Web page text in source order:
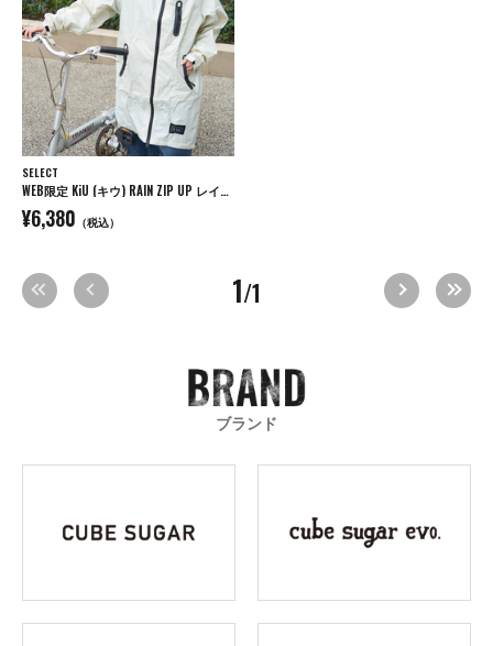
SELECT
WEB限定 KiU (キウ) RAIN ZIP UP レインジップアップコート
¥6,380 （税込）
1/1
ブランド